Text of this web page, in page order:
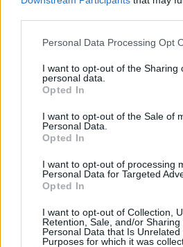
Personal Data Processing Opt
I want to opt-out of the Sharing
personal data.
Opted In
I want to opt-out of the Sale of
Personal Data.
Opted In
I want to opt-out of processing
Personal Data for Targeted
Opted In
I want to opt-out of Collection,
Retention, Sale, and/or Sharing
Personal Data that Is Unrelated
Purposes for which it was
Article précédent
Cancer et inégalités : les
danger
news